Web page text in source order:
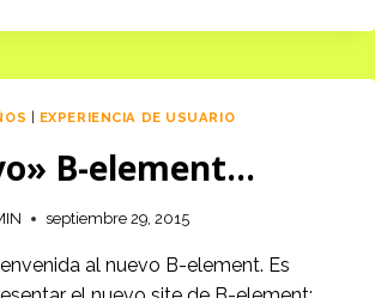
EXPERIENCIA DE USUARIO
B-element…
septiembre 29, 2015
al nuevo B-element. Es